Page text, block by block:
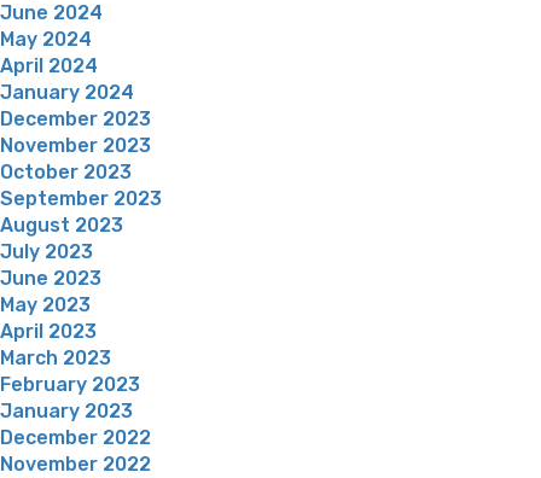
June 2024
May 2024
April 2024
January 2024
December 2023
November 2023
October 2023
September 2023
August 2023
July 2023
June 2023
May 2023
April 2023
March 2023
February 2023
January 2023
December 2022
November 2022